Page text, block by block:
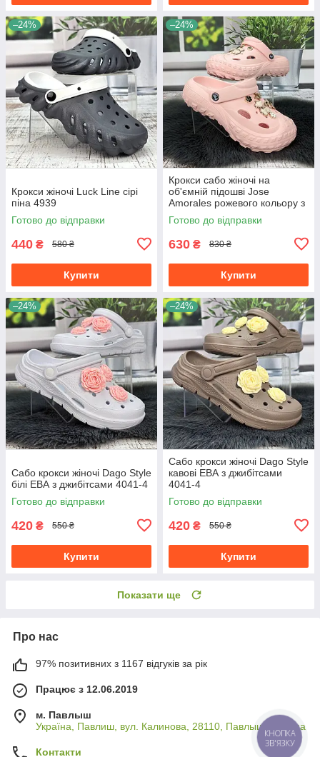
–24%
Крокси жіночі Luck Line сірі
піна 4939
Готово до відправки
440 ₴ 580 ₴
Купити
–24%
Крокси сабо жіночі на
об'ємній підошві Jose
Amorales рожевого кольору з
джибітсами 4980-3
Готово до відправки
630 ₴ 830 ₴
Купити
–24%
Сабо крокси жіночі Dago Style
білі ЕВА з джибітсами 4041-4
Готово до відправки
420 ₴ 550 ₴
Купити
–24%
Сабо крокси жіночі Dago Style
кавові ЕВА з джибітсами
4041-4
Готово до відправки
420 ₴ 550 ₴
Купити
Показати ще
Про нас
97% позитивних з 1167 відгуків за рік
Працює з 12.06.2019
м. Павлыш
Україна, Павлиш, вул. Калинова, 28110, Павлыш, Україна
Контакти
КНОПКА
ЗВ'ЯЗКУ